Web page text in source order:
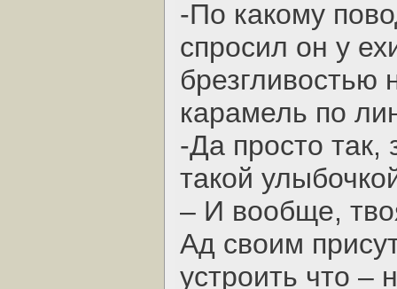
-По какому
спросил он у
брезгливостью
карамель по
-Да просто так,
такой
– И вообще,
Ад своим
устроить что –